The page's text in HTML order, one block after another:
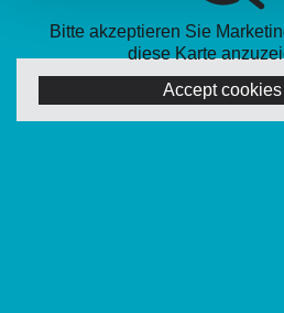
Bitte akzeptieren Sie
diese Karte
Accept cookies